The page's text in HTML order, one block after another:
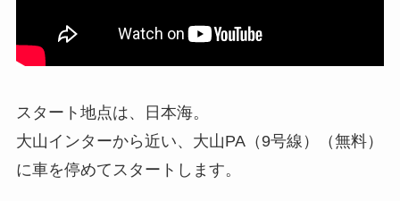
スタート地点は、日本海。
大山インターから近い、大山PA（9号線）（無料）
に車を停めてスタートします。